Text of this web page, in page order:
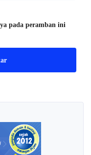
pada peramban ini